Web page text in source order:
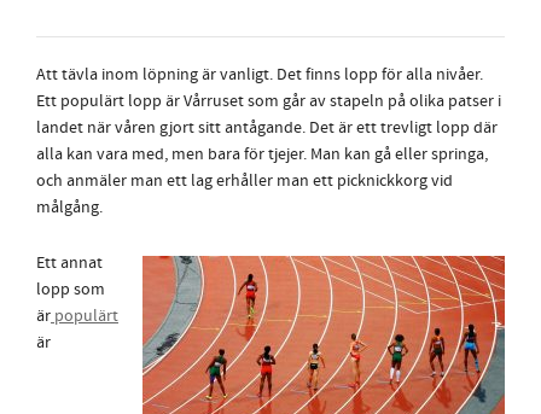
Att tävla inom löpning är vanligt. Det finns lopp för alla nivåer.
Ett populärt lopp är Vårruset som går av stapeln på olika patser i
landet när våren gjort sitt antågande. Det är ett trevligt lopp där
alla kan vara med, men bara för tjejer. Man kan gå eller springa,
och anmäler man ett lag erhåller man ett picknickkorg vid
målgång.
Ett annat
lopp som
är populärt
är